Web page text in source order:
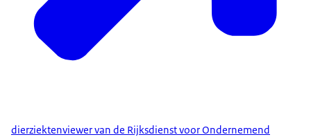
dierziektenviewer van de Rijksdienst voor Ondernemend